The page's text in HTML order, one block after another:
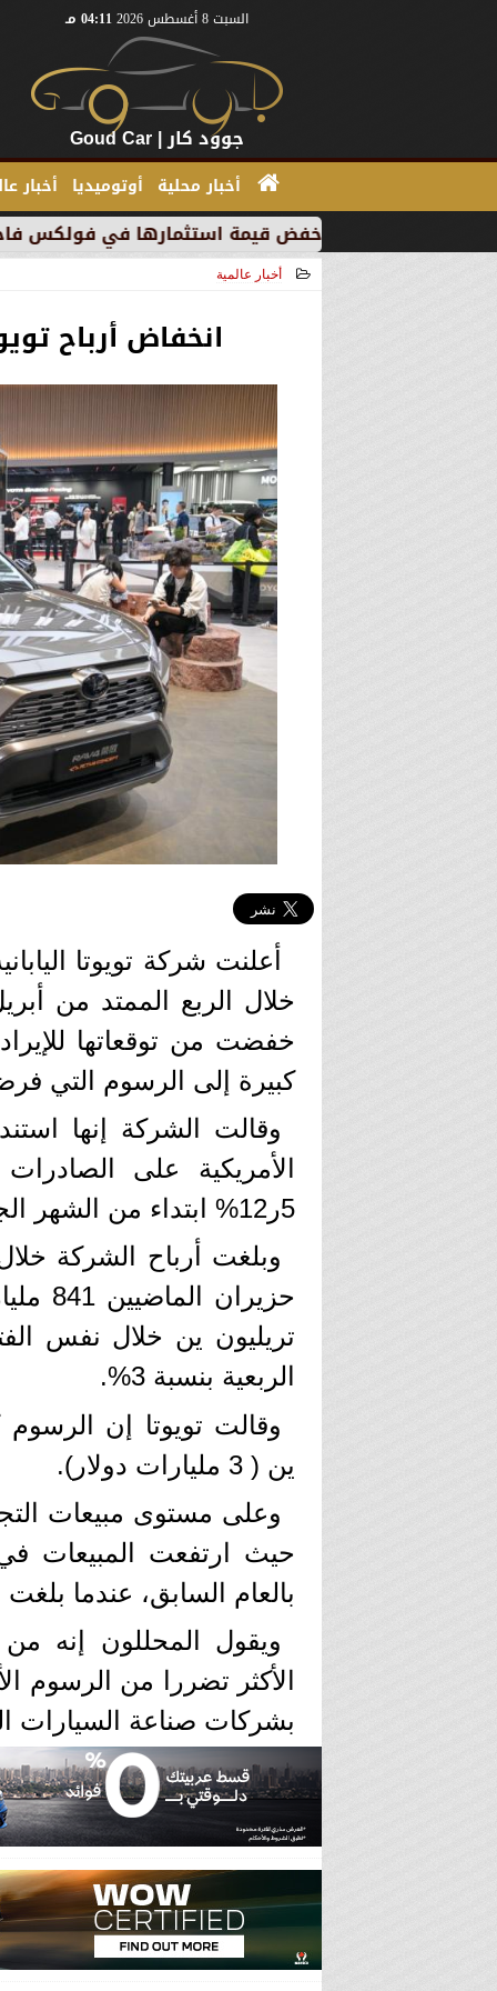
السبت 8 أغسطس 2026 04:11 مـ
جوود كار | Goud Car
أخبار محلية أوتوميديا أخبار
”بي إم خفض قيمة استثمارها في فولكس فاجن
أخبار عالمية
انخفاض أرباح تويوتا بنسبة
أعلنت شركة تويوتا
خلال الربع الممتد من
خفضت من توقعاتها
كبيرة إلى الرسوم التي
وقالت الشركة إنها
الأمريكية على
5ر12% ابتداء من الشهر الجاري، حيث أنها تبلغ الآن 15%.
وبلغت أرباح الشركة
تريليون ين خلال نفس
الربعية بنسبة 3%.
ين ( 3 مليارات دولار).
حيث ارتفعت المبيعات في
بالعام السابق، عندما بلغت مبيعات
ويقول المحللون إنه
الأكثر تضررا من الرسوم
بشركات صناعة السيارات